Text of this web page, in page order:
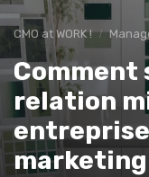
CMO at WORK !
relation
marketing